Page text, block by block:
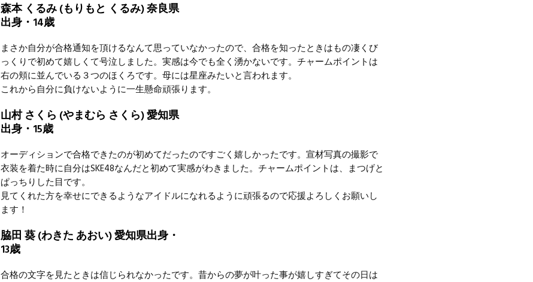
森本 くるみ (もりもと くるみ) 奈良県
出身・14歳
まさか自分が合格通知を頂けるなんて思っていなかったので、合格を知ったときはもの凄くび
っくりで初めて嬉しくて号泣しました。実感は今でも全く湧かないです。チャームポイントは
右の頬に並んでいる３つのほくろです。母には星座みたいと言われます。
これから自分に負けないように一生懸命頑張ります。
山村 さくら (やまむら さくら) 愛知県
出身・15歳
オーディションで合格できたのが初めてだったのですごく嬉しかったです。宣材写真の撮影で
衣装を着た時に自分はSKE48なんだと初めて実感がわきました。チャームポイントは、まつげと
ぱっちりした目です。
見てくれた方を幸せにできるようなアイドルになれるように頑張るので応援よろしくお願いし
ます！
脇田 葵 (わきた あおい) 愛知県出身・
13歳
合格の文字を見たときは信じられなかったです。昔からの夢が叶った事が嬉しすぎてその日は